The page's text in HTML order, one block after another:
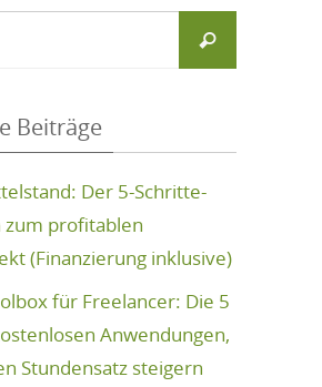
Suchen
Beiträge
Der 5-Schritte-
zum profitablen
(Finanzierung inklusive)
für Freelancer: Die 5
Anwendungen,
Stundensatz steigern